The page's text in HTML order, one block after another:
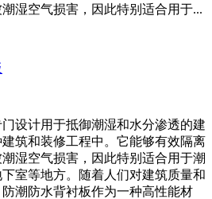
湿空气损害，因此特别适合用于...
设计用于抵御潮湿和水分渗透的建
筑和装修工程中。它能够有效隔离
湿空气损害，因此特别适合用于潮
室等地方。随着人们对建筑质量和
潮防水背衬板作为一种高性能材